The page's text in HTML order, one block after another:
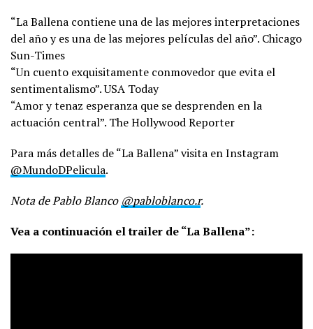
“La Ballena contiene una de las mejores interpretaciones
del año y es una de las mejores películas del año”. Chicago
Sun-Times
“Un cuento exquisitamente conmovedor que evita el
sentimentalismo”. USA Today
“Amor y tenaz esperanza que se desprenden en la
actuación central”. The Hollywood Reporter
Para más detalles de “La Ballena” visita en Instagram
@MundoDPelicula.
Nota de Pablo Blanco @pabloblanco.r.
Vea a continuación el trailer de “La Ballena”: